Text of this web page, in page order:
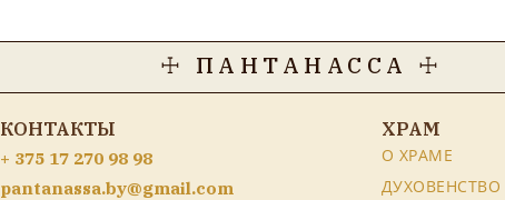
☩ ПАНТАНАССА ☩
КОНТАКТЫ
+ 375 17 270 98 98
pantanassa.by@gmail.com
ХРАМ
О ХРАМЕ
ДУХОВЕНСТВО